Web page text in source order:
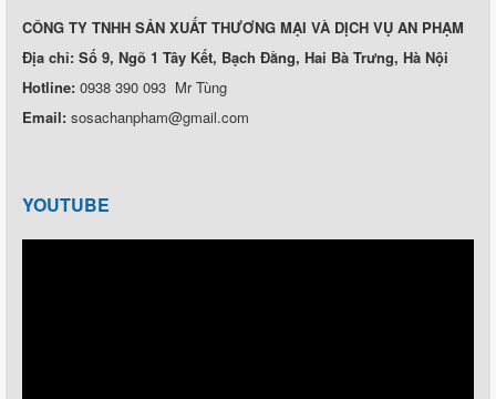
CÔNG TY TNHH SẢN XUẤT THƯƠNG MẠI VÀ DỊCH VỤ AN PHẠM
Địa chỉ: Số 9, Ngõ 1 Tây Kết, Bạch Đằng, Hai Bà Trưng, Hà Nội
Hotline: 0938 390 093 Mr Tùng
Email: sosachanpham@gmail.com
YOUTUBE